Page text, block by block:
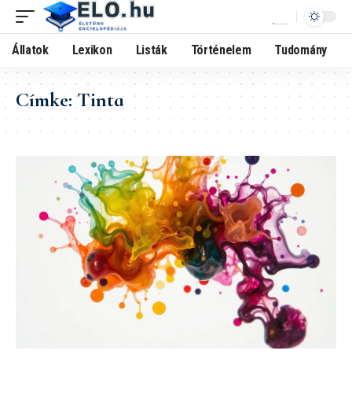
Állatok Lexikon Listák Történelem Tudomány
Címke:Tinta